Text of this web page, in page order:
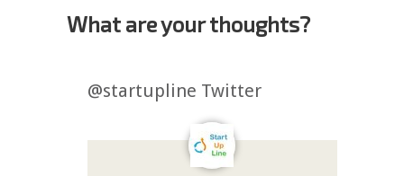
What are your thoughts?
@startupline Twitter